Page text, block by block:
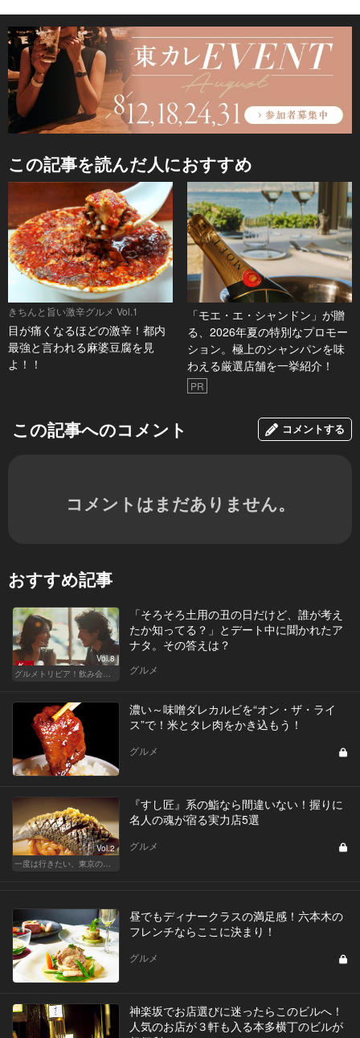
この記事を読んだ人におすすめ
きちんと旨い激辛グルメ Vol.1
目が痛くなるほどの激辛！都内
最強と言われる麻婆豆腐を見
よ！！
「モエ・エ・シャンドン」が贈
る、2026年夏の特別なプロモー
ション。極上のシャンパンを味
わえる厳選店舗を一挙紹介！
PR
この記事へのコメント コメントする
コメントはまだありません。
おすすめ記事
Vol.8
グルメトリビア！飲み会やデートで会話のネタになるQ＆A
「そろそろ土用の丑の日だけど、誰が考え
たか知ってる？」とデート中に聞かれたア
ナタ。その答えは？
グルメ
濃い～味噌ダレカルビを“オン・ザ・ライ
ス”で！米とタレ肉をかき込もう！
グルメ
Vol.2
一度は行きたい、東京の鮨の名店
『すし匠』系の鮨なら間違いない！握りに
名人の魂が宿る実力店5選
グルメ
昼でもディナークラスの満足感！六本木の
フレンチならここに決まり！
グルメ
神楽坂でお店選びに迷ったらこのビルへ！
人気のお店が３軒も入る本多横丁のビルが